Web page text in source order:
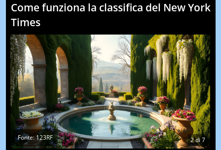
Come funziona la classifica del New York
Times
2di7
Fonte: 123RF